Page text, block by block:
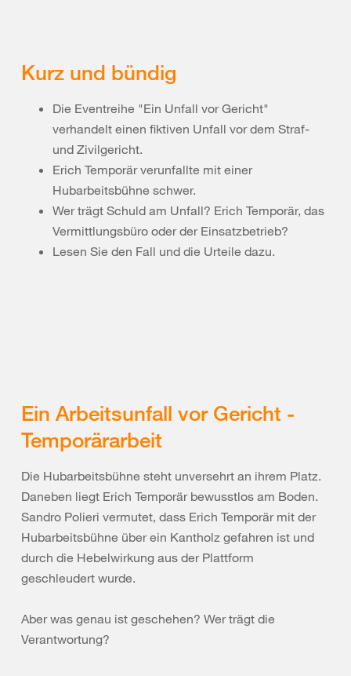
Kurz und bündig
Die Eventreihe "Ein Unfall vor Gericht"
verhandelt einen fiktiven Unfall vor dem Straf-
und Zivilgericht.
Erich Temporär verunfallte mit einer
Hubarbeitsbühne schwer.
Wer trägt Schuld am Unfall? Erich Temporär, das
Vermittlungsbüro oder der Einsatzbetrieb?
Lesen Sie den Fall und die Urteile dazu.
Ein Arbeitsunfall vor Gericht -
Temporärarbeit
Die Hubarbeitsbühne steht unversehrt an ihrem Platz.
Daneben liegt Erich Temporär bewusstlos am Boden.
Sandro Polieri vermutet, dass Erich Temporär mit der
Hubarbeitsbühne über ein Kantholz gefahren ist und
durch die Hebelwirkung aus der Plattform
geschleudert wurde.
Aber was genau ist geschehen? Wer trägt die
Verantwortung?